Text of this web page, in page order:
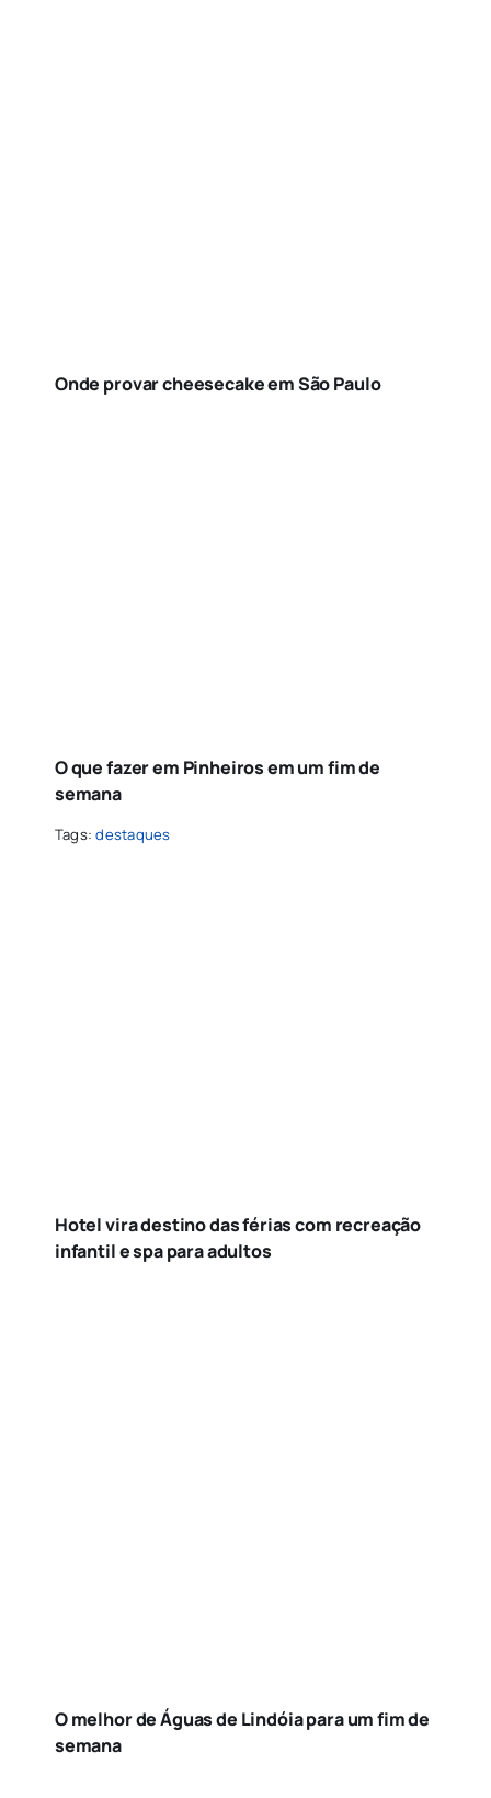
Onde provar cheesecake em São Paulo
O que fazer em Pinheiros em um fim de
semana
Tags:destaques
Hotel vira destino das férias com recreação
infantil e spa para adultos
O melhor de Águas de Lindóia para um fim de
semana